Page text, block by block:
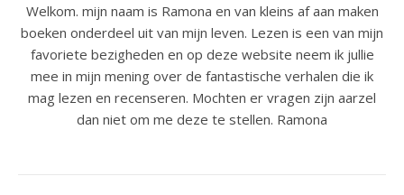
Welkom. mijn naam is Ramona en van kleins af aan maken
boeken onderdeel uit van mijn leven. Lezen is een van mijn
favoriete bezigheden en op deze website neem ik jullie
mee in mijn mening over de fantastische verhalen die ik
mag lezen en recenseren. Mochten er vragen zijn aarzel
dan niet om me deze te stellen. Ramona